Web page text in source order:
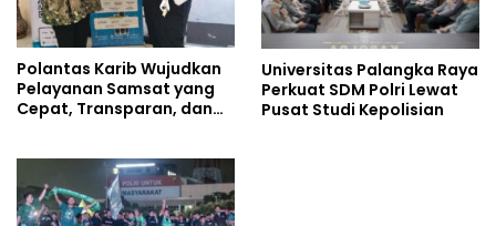
Polantas Karib Wujudkan
Pelayanan Samsat yang
Cepat, Transparan, dan
Universitas Palangka Raya
Perkuat SDM Polri Lewat
Pusat Studi Kepolisian